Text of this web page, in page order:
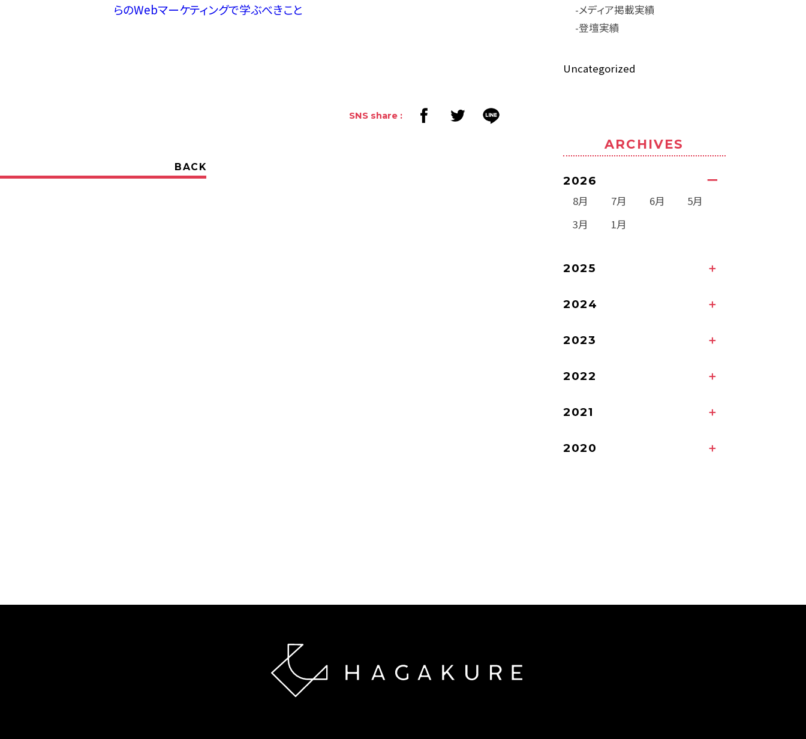
らのWebマーケティングで学ぶべきこと
SNS share :
BACK
メディア掲載実績
登壇実績
Uncategorized
ARCHIVES
2026
8月 7月 6月
5月
3月
1月
2025
2024
2023
2022
2021
2020